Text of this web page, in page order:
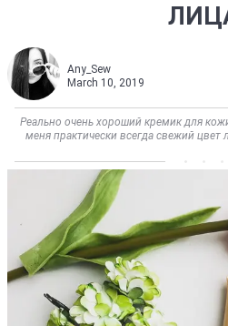
Any_Sew
March 10, 2019
Реально очень хороший кремик для
меня практически всегда свежий цвет